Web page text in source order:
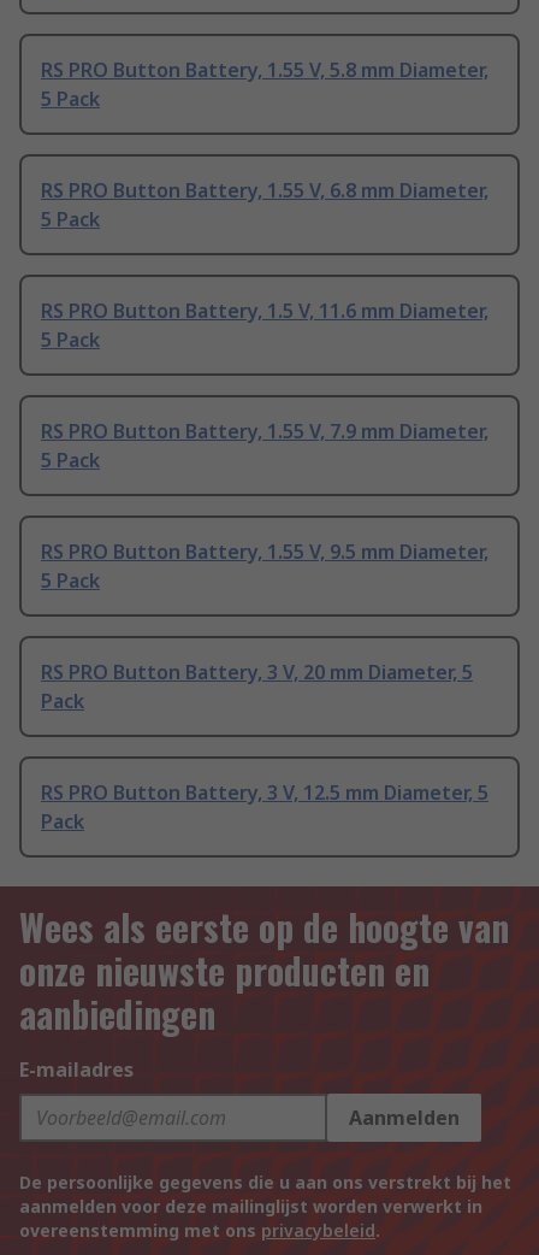
RS PRO Button Battery, 1.55 V, 5.8 mm Diameter,
5 Pack
RS PRO Button Battery, 1.55 V, 6.8 mm Diameter,
5 Pack
RS PRO Button Battery, 1.5 V, 11.6 mm Diameter,
5 Pack
RS PRO Button Battery, 1.55 V, 7.9 mm Diameter,
5 Pack
RS PRO Button Battery, 1.55 V, 9.5 mm Diameter,
5 Pack
RS PRO Button Battery, 3 V, 20 mm Diameter, 5
Pack
RS PRO Button Battery, 3 V, 12.5 mm Diameter, 5
Pack
Wees als eerste op de hoogte van
onze nieuwste producten en
aanbiedingen
E-mailadres
Aanmelden
De persoonlijke gegevens die u aan ons verstrekt bij het
aanmelden voor deze mailinglijst worden verwerkt in
overeenstemming met ons privacybeleid.